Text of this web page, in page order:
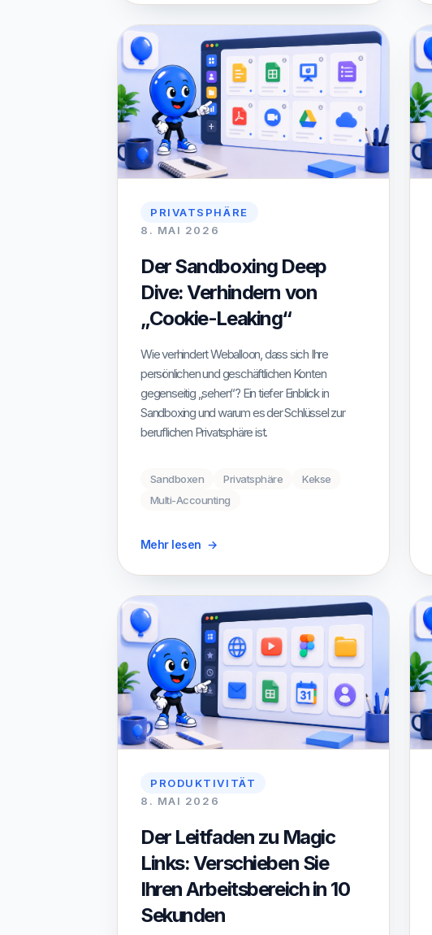
PRIVATSPHÄRE
8. MAI 2026
Der Sandboxing Deep
Dive: Verhindern von
„Cookie-Leaking“
Wie verhindert Weballoon, dass sich Ihre
persönlichen und geschäftlichen Konten
gegenseitig „sehen“? Ein tiefer Einblick in
Sandboxing und warum es der Schlüssel zur
beruflichen Privatsphäre ist.
Sandboxen Privatsphäre
Kekse
Multi-Accounting
Mehr lesen →
PRODUKTIVITÄT
8. MAI 2026
Der Leitfaden zu Magic
Links: Verschieben Sie
Ihren Arbeitsbereich in 10
Sekunden